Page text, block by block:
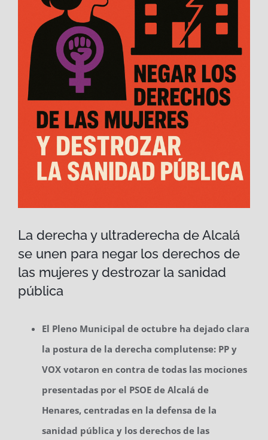
La derecha y ultraderecha de Alcalá
se unen para negar los derechos de
las mujeres y destrozar la sanidad
pública
El Pleno Municipal de octubre ha dejado clara
la postura de la derecha complutense: PP y
VOX votaron en contra de todas las mociones
presentadas por el PSOE de Alcalá de
Henares, centradas en la defensa de la
sanidad pública y los derechos de las